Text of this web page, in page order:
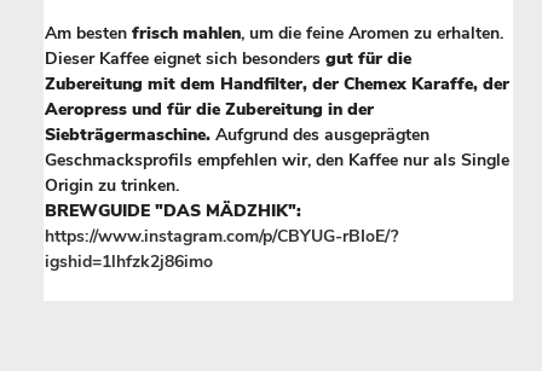
Am besten frisch mahlen, um die feine Aromen zu erhalten.
Dieser Kaffee eignet sich besonders gut für die
Zubereitung mit dem Handfilter, der Chemex Karaffe, der
Aeropress und für die Zubereitung in der
Siebträgermaschine. Aufgrund des ausgeprägten
Geschmacksprofils empfehlen wir, den Kaffee nur als Single
Origin zu trinken.
BREWGUIDE "DAS MÄDZHIK":
https://www.instagram.com/p/CBYUG-rBIoE/?
igshid=1lhfzk2j86imo